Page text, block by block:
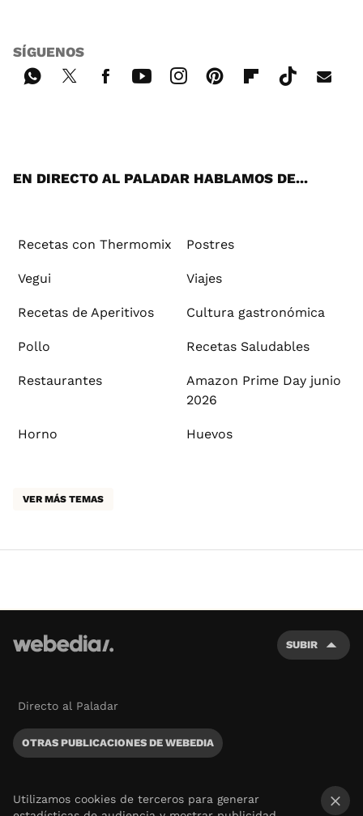
SÍGUENOS
EN DIRECTO AL PALADAR HABLAMOS DE...
Recetas con Thermomix Postres
Vegui Viajes
Recetas de Aperitivos Cultura gastronómica
Pollo Recetas Saludables
Restaurantes
Amazon Prime Day junio
2026
Horno Huevos
VER MÁS TEMAS
SUBIR
Directo al Paladar
OTRAS PUBLICACIONES DE WEBEDIA
Utilizamos cookies de terceros para generar